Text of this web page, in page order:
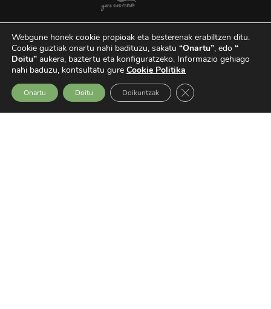
Webgune honek cookie propioak eta besterenak erabiltzen ditu.
Cookie guztiak onartu nahi badituzu, sakatu “Onartu”, edo “
Doitu” aukera, baztertu eta konfiguratzeko. Informazio gehiago
nahi baduzu, kontsultatu gure Cookie Politika
Onartu Doitu Doikuntzak Close GDPR Cookie